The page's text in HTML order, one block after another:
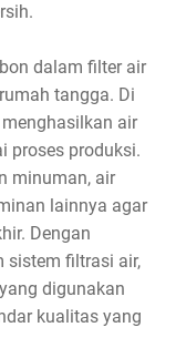
dalam filter air
tangga. Di
air
proses produksi.
minuman, air
lainnya agar
Dengan
sistem filtrasi air,
digunakan
kualitas yang